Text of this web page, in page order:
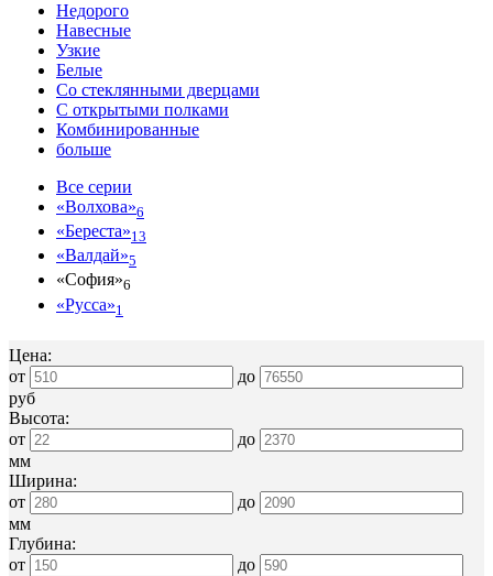
Недорого
Навесные
Узкие
Белые
Со стеклянными дверцами
С открытыми полками
Комбинированные
больше
Все серии
«Волхова»6
«Береста»13
«Валдай»5
«София»6
«Русса»1
Цена:
от
до
руб
Высота:
от
до
мм
Ширина:
от
до
мм
Глубина:
от
до